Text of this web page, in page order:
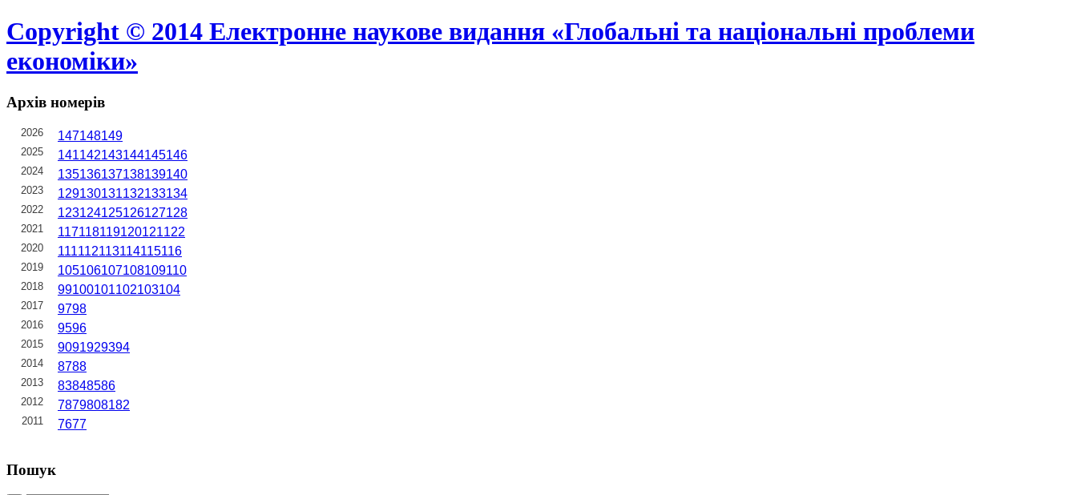
Copyright © 2014 Електронне наукове видання «Глобальні та національні проблеми
економіки»
Архів номерів
2026 147148149
2025 141142143144145146
2024 135136137138139140
2023 129130131132133134
2022 123124125126127128
2021 117118119120121122
2020 111112113114115116
2019 105106107108109110
2018 99100101102103104
2017 9798
2016 9596
2015 9091929394
2014 8788
2013 83848586
2012 7879808182
2011 7677
Пошук